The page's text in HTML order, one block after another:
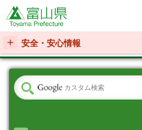
富山県
安全・安心情報